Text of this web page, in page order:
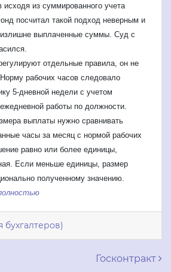
исходя из суммированного учета
посчитал такой подход неверным и
излишне выплаченные суммы. Суд с
отдельные правила, он не
рабочих часов следовало
5-дневной недели с учетом
работы по должности.
выплаты нужно сравнивать
часы за месяц с нормой рабочих
равно или более единицы,
Если меньше единицы, размер
полученному значению.
по записямГосконтракт